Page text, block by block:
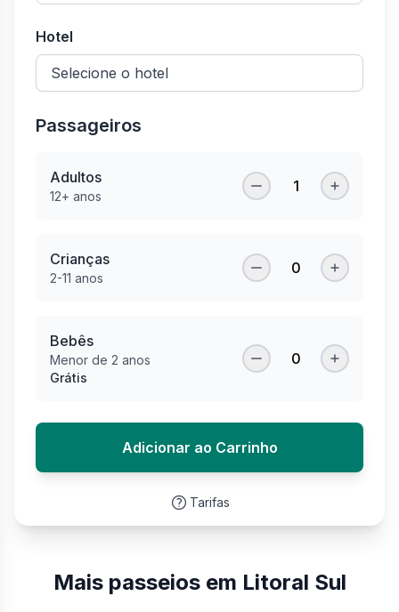
Hotel
Passageiros
Adultos
12+ anos
1
Crianças
2-11 anos
0
Bebês
Menor de 2 anos
Grátis
0
Adicionar ao Carrinho
Tarifas
Mais passeios em Litoral Sul